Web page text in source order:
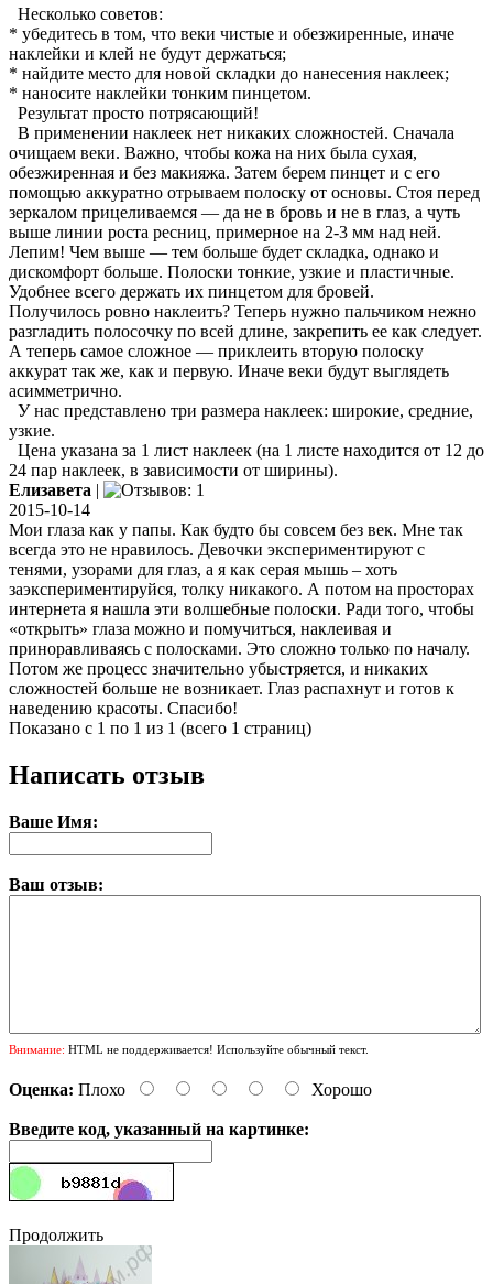
Несколько советов:
* убедитесь в том, что веки чистые и обезжиренные, иначе
наклейки и клей не будут держаться;
* найдите место для новой складки до нанесения наклеек;
* наносите наклейки тонким пинцетом.
Результат просто потрясающий!
В применении наклеек нет никаких сложностей. Сначала
очищаем веки. Важно, чтобы кожа на них была сухая,
обезжиренная и без макияжа. Затем берем пинцет и с его
помощью аккуратно отрываем полоску от основы. Стоя перед
зеркалом прицеливаемся — да не в бровь и не в глаз, а чуть
выше линии роста ресниц, примерное на 2-3 мм над ней.
Лепим! Чем выше — тем больше будет складка, однако и
дискомфорт больше. Полоски тонкие, узкие и пластичные.
Удобнее всего держать их пинцетом для бровей.
Получилось ровно наклеить? Теперь нужно пальчиком нежно
разгладить полосочку по всей длине, закрепить ее как следует.
А теперь самое сложное — приклеить вторую полоску
аккурат так же, как и первую. Иначе веки будут выглядеть
асимметрично.
У нас представлено три размера наклеек: широкие, средние,
узкие.
Цена указана за 1 лист наклеек (на 1 листе находится от 12 до
24 пар наклеек, в зависимости от ширины).
Елизавета |
2015-10-14
Мои глаза как у папы. Как будто бы совсем без век. Мне так
всегда это не нравилось. Девочки экспериментируют с
тенями, узорами для глаз, а я как серая мышь – хоть
заэкспериментируйся, толку никакого. А потом на просторах
интернета я нашла эти волшебные полоски. Ради того, чтобы
«открыть» глаза можно и помучиться, наклеивая и
приноравливаясь с полосками. Это сложно только по началу.
Потом же процесс значительно убыстряется, и никаких
сложностей больше не возникает. Глаз распахнут и готов к
наведению красоты. Спасибо!
Показано с 1 по 1 из 1 (всего 1 страниц)
Написать отзыв
Ваше Имя:
Ваш отзыв:
Внимание: HTML не поддерживается! Используйте обычный текст.
Оценка: Плохо Хорошо
Введите код, указанный на картинке:
Продолжить